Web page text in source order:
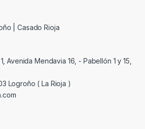
Avenida Mendavia 16, - Pabellón 1 y 15,
Logroño ( La Rioja )